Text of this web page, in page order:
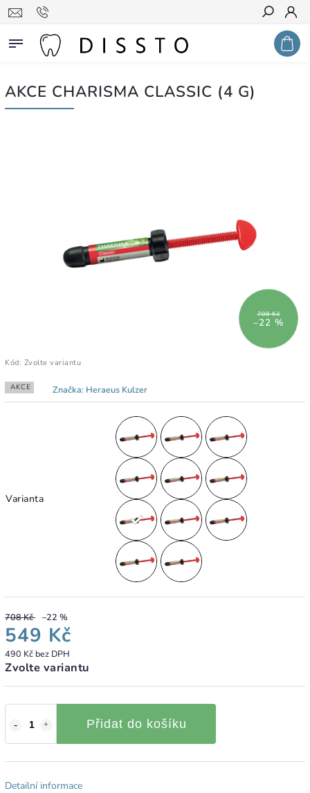
Hledat
AKCE CHARISMA CLASSIC (4 G)
708 Kč
–22 %
Kód: Zvolte variantu
AKCE Značka: Heraeus Kulzer
Varianta
708 Kč –22 %
549 Kč
490 Kč bez DPH
Zvolte variantu
Přidat do košíku
Detailní informace